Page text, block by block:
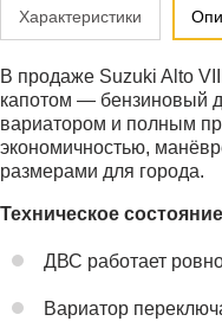
Характеристики
В продаже Suzuki Alto
капотом — бензиновый
вариатором и полным
экономичностью,
размерами для города.
Техническое
ДВС работает
Вариатор